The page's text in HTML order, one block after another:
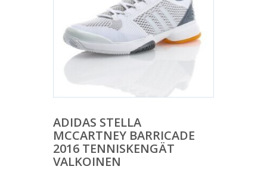
ADIDAS STELLA
MCCARTNEY BARRICADE
2016 TENNISKENGÄT
VALKOINEN